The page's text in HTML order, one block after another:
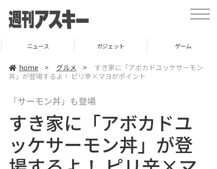
t
o
v
ニュース ガジェット ゲーム
home > グルメ >
すき家に「アボカドユッケサーモン
丼」が登場するよ！ ピリ辛×マヨがポイント
「サーモン丼」も登場
すき家に「アボカドユ
ッケサーモン丼」が登